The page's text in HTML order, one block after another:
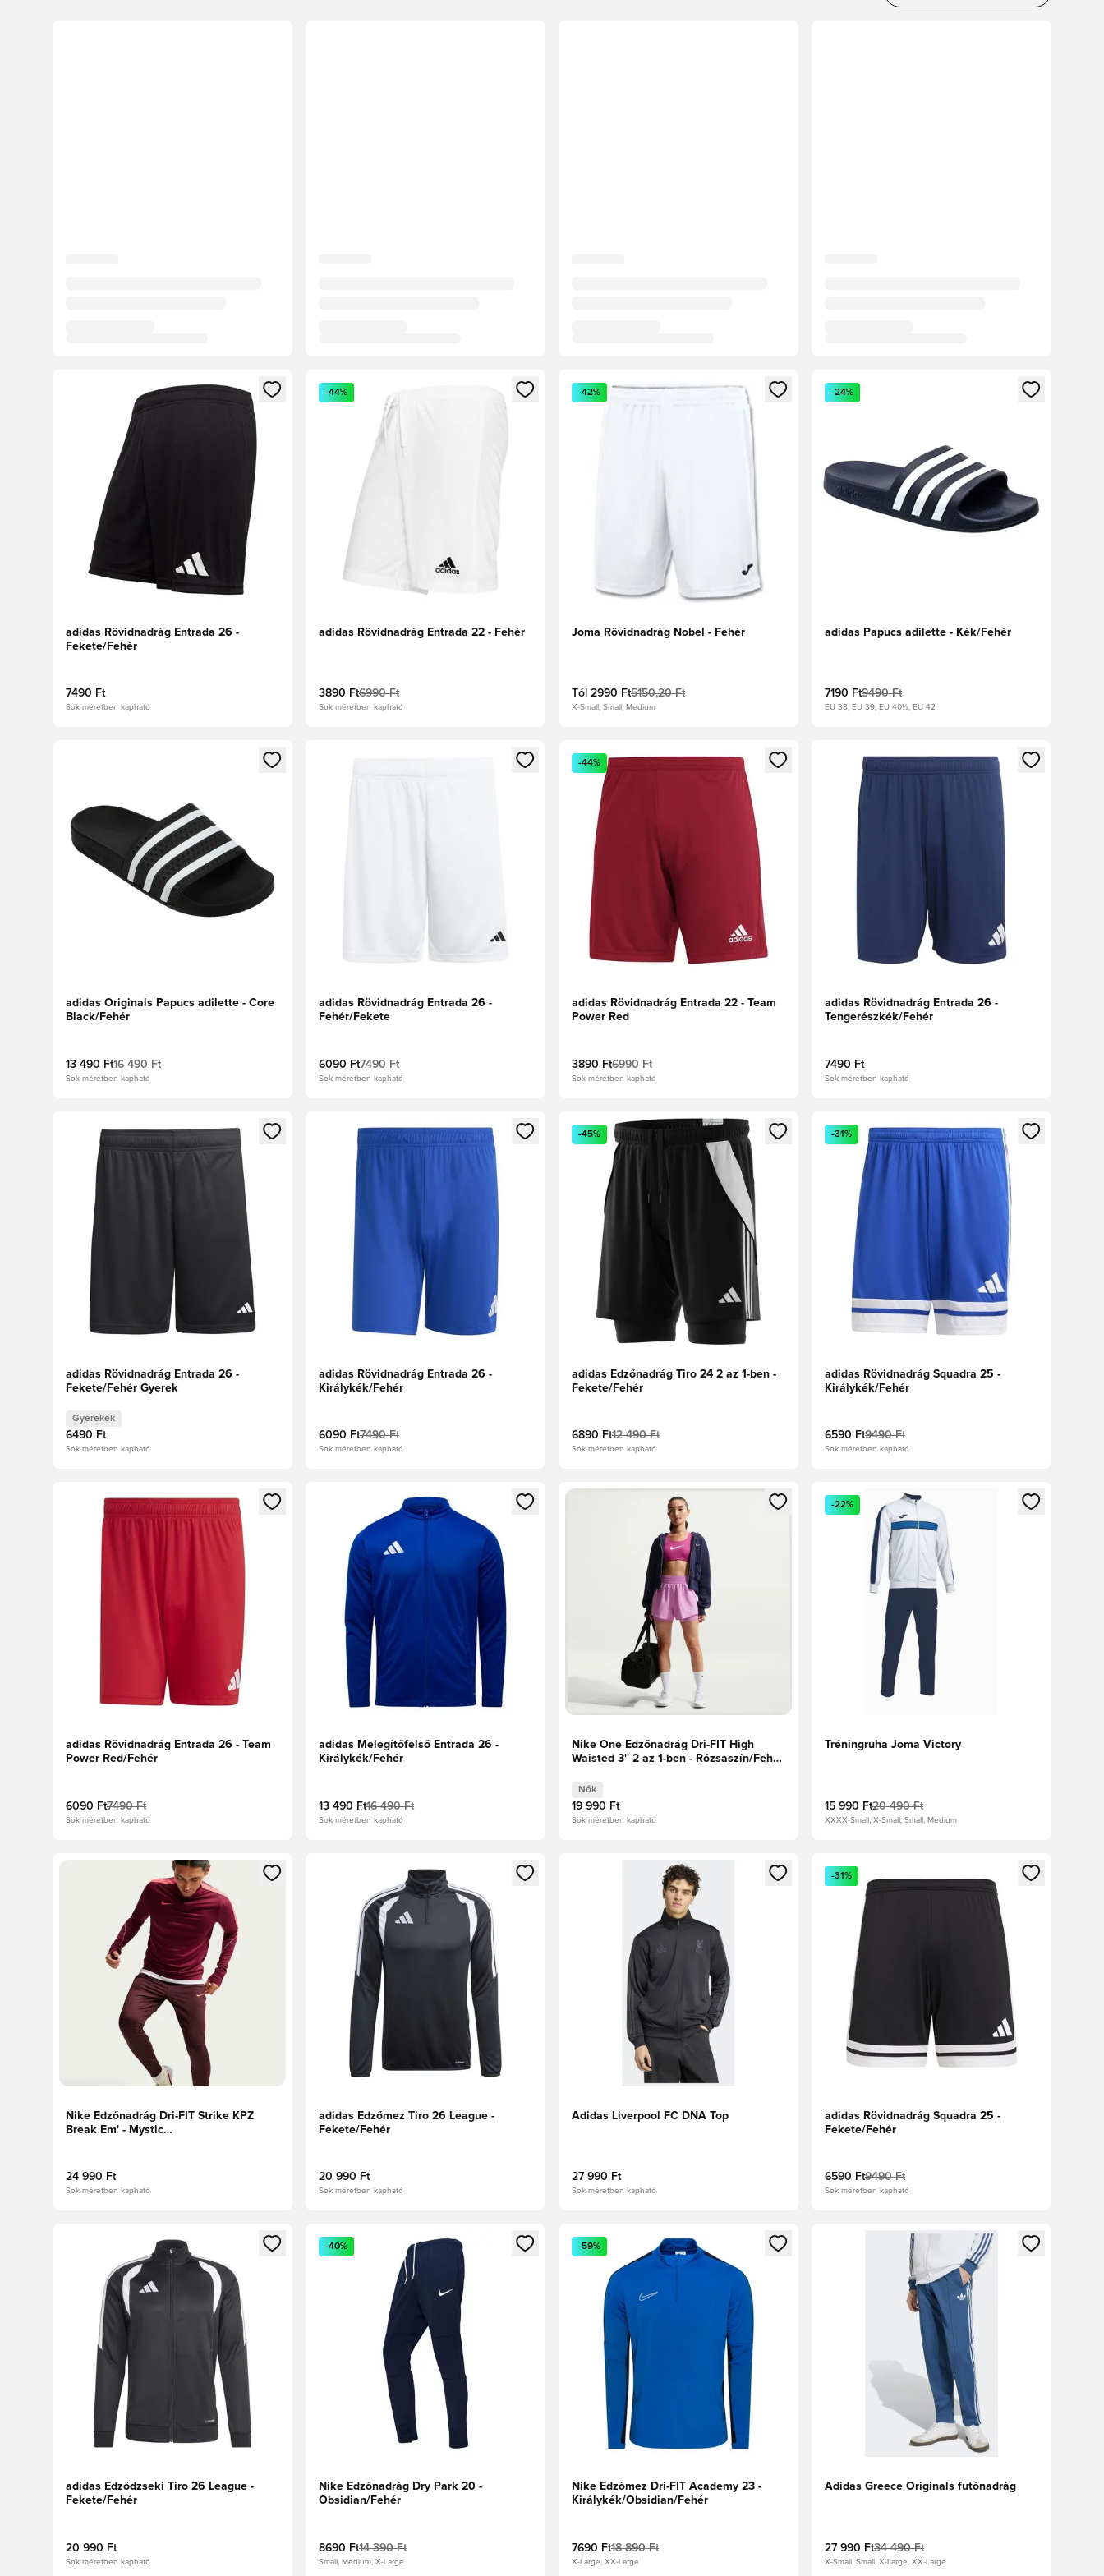
Megnyit egy modált a bejelentkezéshez vagy a tagként való regisztrációhoz
adidas Rövidnadrág Entrada 26 -
Fekete/Fehér
7490 Ft
Sok méretben kapható
Megnyit egy modált a bejelentkezéshez vagy a tagként való regisztrációhoz
-44%
adidas Rövidnadrág Entrada 22 - Fehér
3890 Ft6990 Ft
Sok méretben kapható
Megnyit egy modált a bejelentkezéshez vagy a tagként való regisztrációhoz
-42%
Joma Rövidnadrág Nobel - Fehér
Tól 2990 Ft5150,20 Ft
X-Small, Small, Medium
Megnyit egy modált a bejelentkezéshez vagy a
-24%
adidas Papucs adilette - Kék/Fehér
7190 Ft9490 Ft
EU 38, EU 39, EU 40½, EU 42
Megnyit egy modált a bejelentkezéshez vagy a tagként való regisztrációhoz
adidas Originals Papucs adilette - Core
Black/Fehér
13 490 Ft16 490 Ft
Sok méretben kapható
Megnyit egy modált a bejelentkezéshez vagy a tagként való regisztrációhoz
adidas Rövidnadrág Entrada 26 -
Fehér/Fekete
6090 Ft7490 Ft
Sok méretben kapható
Megnyit egy modált a bejelentkezéshez vagy a tagként való regisztrációhoz
-44%
adidas Rövidnadrág Entrada 22 - Team
Power Red
3890 Ft6990 Ft
Sok méretben kapható
Megnyit egy modált a bejelentkezéshez vagy a
adidas Rövidnadrág Entrada 26 -
Tengerészkék/Fehér
7490 Ft
Sok méretben kapható
Megnyit egy modált a bejelentkezéshez vagy a tagként való regisztrációhoz
adidas Rövidnadrág Entrada 26 -
Fekete/Fehér Gyerek
Gyerekek
6490 Ft
Sok méretben kapható
Megnyit egy modált a bejelentkezéshez vagy a tagként való regisztrációhoz
adidas Rövidnadrág Entrada 26 -
Királykék/Fehér
6090 Ft7490 Ft
Sok méretben kapható
Megnyit egy modált a bejelentkezéshez vagy a tagként való regisztrációhoz
-45%
adidas Edzőnadrág Tiro 24 2 az 1-ben -
Fekete/Fehér
6890 Ft12 490 Ft
Sok méretben kapható
Megnyit egy modált a bejelentkezéshez vagy a
-31%
adidas Rövidnadrág Squadra 25 -
Királykék/Fehér
6590 Ft9490 Ft
Sok méretben kapható
Megnyit egy modált a bejelentkezéshez vagy a tagként való regisztrációhoz
adidas Rövidnadrág Entrada 26 - Team
Power Red/Fehér
6090 Ft7490 Ft
Sok méretben kapható
Megnyit egy modált a bejelentkezéshez vagy a tagként való regisztrációhoz
adidas Melegítőfelső Entrada 26 -
Királykék/Fehér
13 490 Ft16 490 Ft
Sok méretben kapható
Megnyit egy modált a bejelentkezéshez vagy a tagként való regisztrációhoz
Nike One Edzőnadrág Dri-FIT High
Waisted 3'' 2 az 1-ben - Rózsaszín/Fehér
Nők
19 990 Ft
Sok méretben kapható
Megnyit egy modált a bejelentkezéshez vagy a
-22%
Tréningruha Joma Victory
15 990 Ft20 490 Ft
XXXX-Small, X-Small, Small, Medium
Megnyit egy modált a bejelentkezéshez vagy a tagként való regisztrációhoz
Nike Edzőnadrág Dri-FIT Strike KPZ
Break Em' - Mystic
24 990 Ft
Sok méretben kapható
Megnyit egy modált a bejelentkezéshez vagy a tagként való regisztrációhoz
adidas Edzőmez Tiro 26 League -
Fekete/Fehér
20 990 Ft
Sok méretben kapható
Megnyit egy modált a bejelentkezéshez vagy a tagként való regisztrációhoz
Adidas Liverpool FC DNA Top
27 990 Ft
Sok méretben kapható
Megnyit egy modált a bejelentkezéshez vagy a
-31%
adidas Rövidnadrág Squadra 25 -
Fekete/Fehér
6590 Ft9490 Ft
Sok méretben kapható
Megnyit egy modált a bejelentkezéshez vagy a tagként való regisztrációhoz
adidas Edződzseki Tiro 26 League -
Fekete/Fehér
20 990 Ft
Sok méretben kapható
Megnyit egy modált a bejelentkezéshez vagy a tagként való regisztrációhoz
-40%
Nike Edzőnadrág Dry Park 20 -
Obsidian/Fehér
8690 Ft14 390 Ft
Small, Medium, X-Large
Megnyit egy modált a bejelentkezéshez vagy a tagként való regisztrációhoz
-59%
Nike Edzőmez Dri-FIT Academy 23 -
Királykék/Obsidian/Fehér
7690 Ft18 890 Ft
X-Large, XX-Large
Megnyit egy modált a bejelentkezéshez vagy a
Adidas Greece Originals futónadrág
27 990 Ft34 490 Ft
X-Small, Small, X-Large, XX-Large